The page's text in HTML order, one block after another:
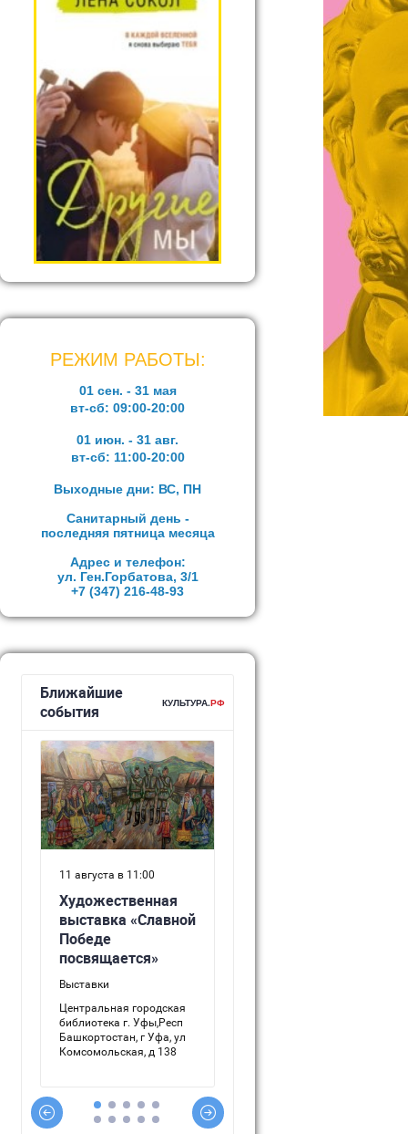
РЕЖИМ РАБОТЫ:
01 сен. - 31 мая
вт-сб: 09:00-20:00
01 июн. - 31 авг.
вт-сб: 11:00-20:00
Выходные дни: ВС, ПН
Санитарный день -
последняя пятница месяца
Адрес и телефон:
ул. Ген.Горбатова, 3/1
+7 (347) 216-48-93